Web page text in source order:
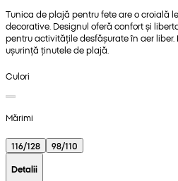
Tunica de plajă pentru fete are o croială
decorative. Designul oferă confort și
pentru activitățile desfășurate în aer
ușurință ținutele de plajă.
Culori
Mărimi
116/128
98/110
Detalii